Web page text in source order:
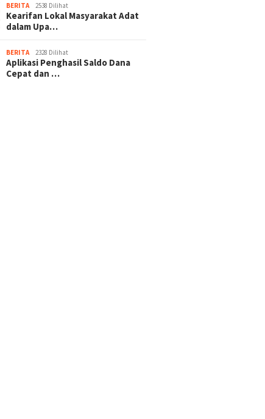
BERITA 2538 Dilihat
Kearifan Lokal Masyarakat Adat
dalam Upa…
BERITA 2328 Dilihat
Aplikasi Penghasil Saldo Dana
Cepat dan …